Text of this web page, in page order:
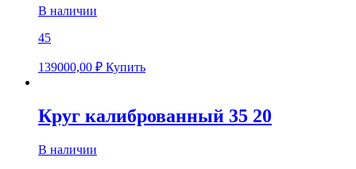
В наличии
45
139000,00 ₽ Купить
Круг калиброванный 35 20
В наличии